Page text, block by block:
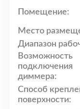
Помещение:
Место
Диапазон
Возможность
подключения
диммера:
Способ
поверхности: